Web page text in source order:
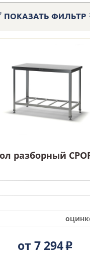
ПОКАЗАТЬ ФИЛЬТР
разборный
от 7 294Р